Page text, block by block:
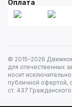
Оплата
© 2015–2026
для отечественных
носит
публичной
ст. 437